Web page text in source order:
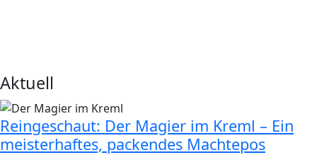
Aktuell
Reingeschaut: Der Magier im Kreml – Ein
meisterhaftes, packendes Machtepos